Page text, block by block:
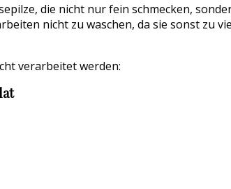
die nicht nur fein schmecken,
nicht zu waschen, da sie sonst zu
verarbeitet werden: